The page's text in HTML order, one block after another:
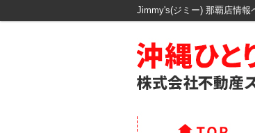
Jimmy's(ジミー) 那覇店情報